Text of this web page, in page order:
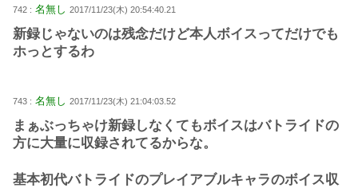
742 : 名無し 2017/11/23(木) 20:54:40.21
新録じゃないのは残念だけど本人ボイスってだけでも
ホっとするわ
743 : 名無し 2017/11/23(木) 21:04:03.52
まぁぶっちゃけ新録しなくてもボイスはバトライドの
方に大量に収録されてるからな。
基本初代バトライドのプレイアブルキャラのボイス収